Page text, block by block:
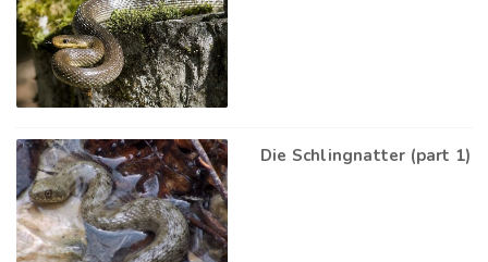
Die Schlingnatter (part 1)